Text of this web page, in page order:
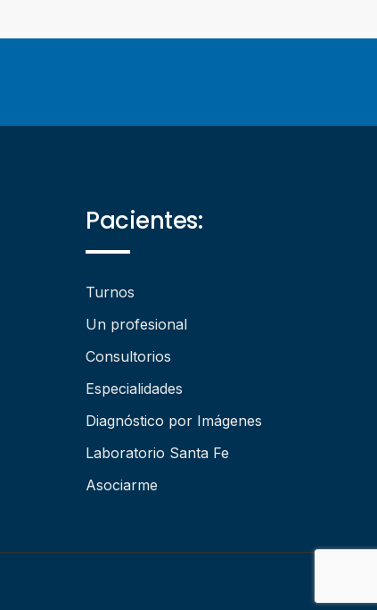
Pacientes:
Turnos
Un profesional
Consultorios
Especialidades
Diagnóstico por Imágenes
Laboratorio Santa Fe
Asociarme